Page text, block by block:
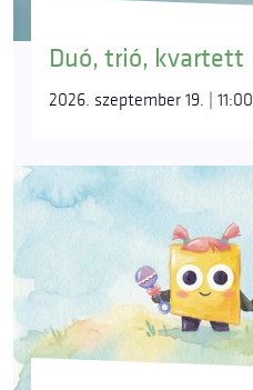
Duó, trió, kvartett
2026. szeptember 19. | 11:00